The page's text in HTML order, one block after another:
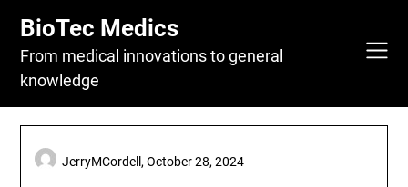
content
BioTec Medics
From medical innovations to general
knowledge
JerryMCordell,October 28, 2024